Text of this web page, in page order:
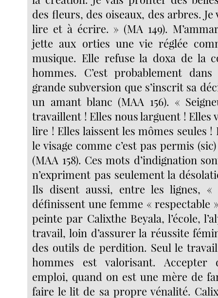
des fleurs, des oiseaux, des arbres.
lire et à écrire. » (MA 149).
jette aux orties une vie réglée
musique. Elle refuse la doxa de la
hommes. C’est probablement
grande subversion que s’inscrit sa
un amant blanc (MAA 156). «
travaillent ! Elles nous larguent ! Elles
lire ! Elles laissent les mômes seules !
le visage comme c’est pas permis
(MAA 158). Ces mots d’indignation
n’expriment pas seulement la
Ils disent aussi, entre les lignes,
définissent une femme « respectable
peinte par Calixthe Beyala, l’école,
travail, loin d’assurer la réussite
des outils de perdition. Seul le
hommes est valorisant.
emploi, quand on est une mère de
faire le lit de sa propre vénalité.